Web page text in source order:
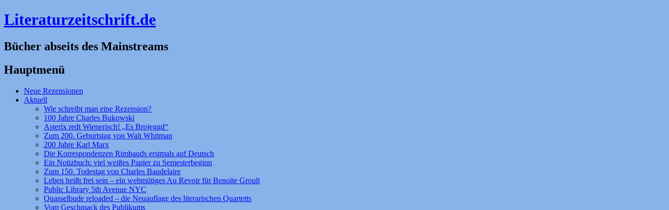
Literaturzeitschrift.de
Bücher abseits des Mainstreams
Hauptmenü
Zum
Inhalt
Neue Rezensionen
Aktuell
Wie schreibt man eine Rezension?
100 Jahre Charles Bukowski
Asterix redt Wienerisch! „Es Brojeggd“
Zum 200. Geburtstag von Walt Whitman
200 Jahre Karl Marx
Die Korrespondenzen Rimbauds erstmals auf Deutsch
Ein Notizbuch: viel weißes Papier zu Semesterbeginn
Zum 150. Todestag von Charles Baudelaire
Leben heißt frei sein – ein wehmütiges Au Revoir für Benoite Groult
Public Library 5th Avenue NYC
Quasselbude reloaded – die Neuauflage des literarischen Quartetts
Vom Geschmack des Publikums